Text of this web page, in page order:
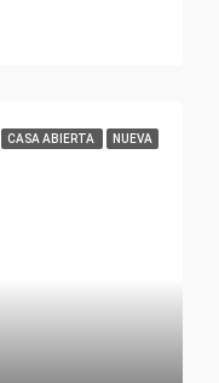
CASA ABIERTA NUEVA